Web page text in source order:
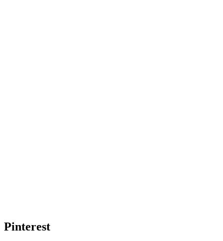
Pinterest